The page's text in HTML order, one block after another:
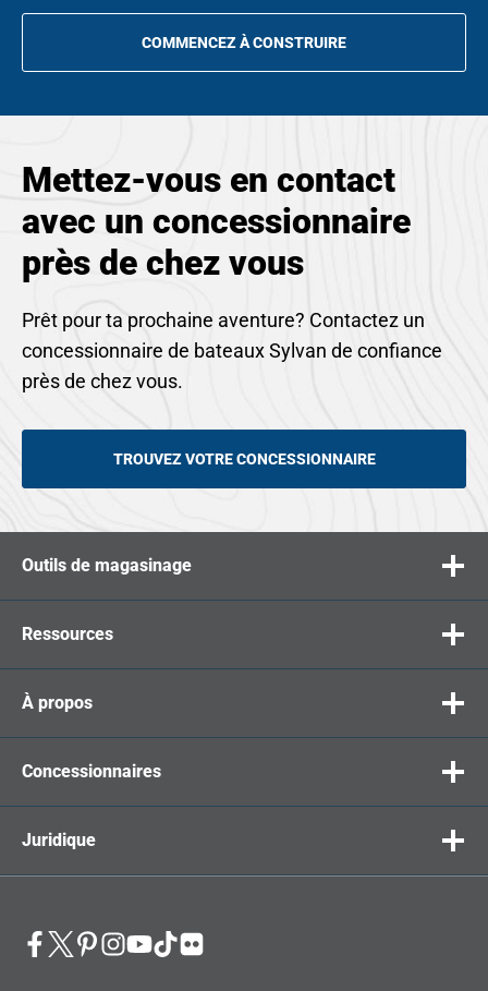
COMMENCEZ À CONSTRUIRE
OPENS
Mettez-vous en contact
avec un concessionnaire
près de chez vous
Prêt pour ta prochaine aventure? Contactez un
concessionnaire de bateaux Sylvan de confiance
près de chez vous.
TROUVEZ VOTRE CONCESSIONNAIRE
Outils de magasinage
Ressources
À propos
Concessionnaires
Juridique
opensopensopensopensopensopens
opens